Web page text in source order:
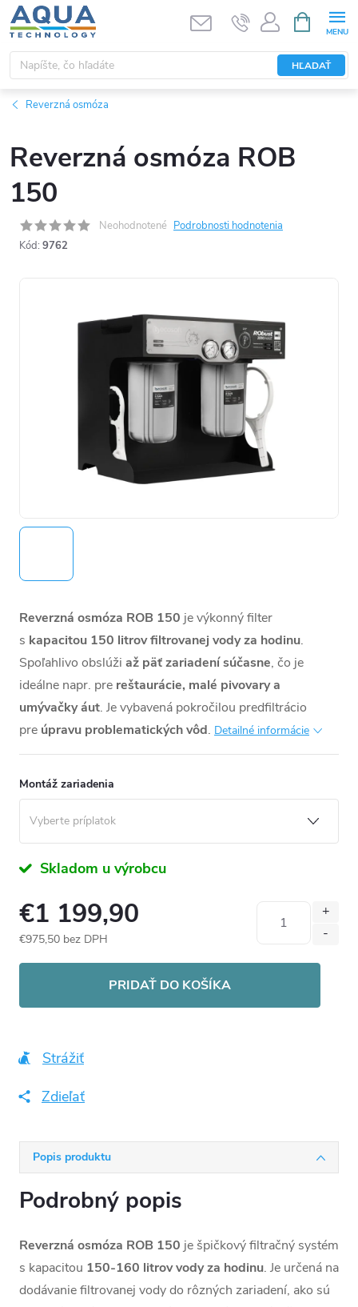
Prejsť
na
obsah
HĽADAŤ
KOŠÍK
Reverzná osmóza
Reverzná osmóza ROB
150
Neohodnotené Podrobnosti hodnotenia
Kód: 9762
Reverzná osmóza ROB 150 je výkonný filter
s kapacitou 150 litrov filtrovanej vody za hodinu.
Spoľahlivo obslúži až päť zariadení súčasne, čo je
ideálne napr. pre reštaurácie, malé pivovary a
umývačky áut. Je vybavená pokročilou predfiltrácio
pre úpravu problematických vôd. Detailné informácie
Montáž zariadenia
Skladom u výrobcu
€1 199,90
€975,50 bez DPH
PRIDAŤ DO KOŠÍKA
Strážiť
Zdieľať
Popis produktu
Podrobný popis
Reverzná osmóza ROB 150 je špičkový filtračný systém
s kapacitou 150-160 litrov vody za hodinu. Je určená na
dodávanie filtrovanej vody do rôzných zariadení, ako sú